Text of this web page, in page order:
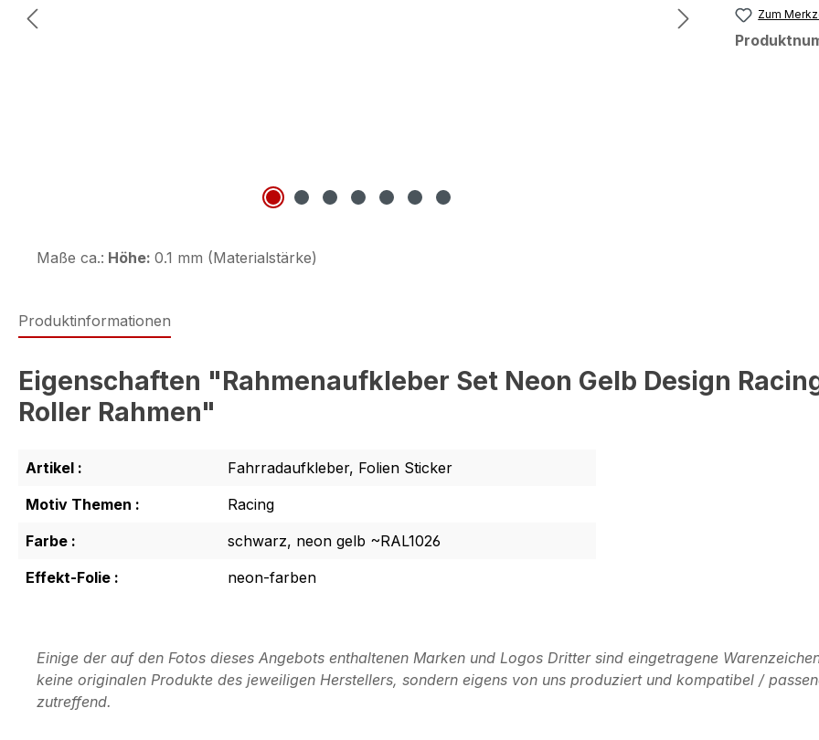
Zum
Maße ca.: Höhe: 0.1 mm (Materialstärke)
Produktinformationen
Eigenschaften "Rahmenaufkleber Set Neon Gelb Design
Roller Rahmen"
Artikel :
Fahrradaufkleber, Folien Sticker
Motiv Themen :
Racing
Farbe :
schwarz, neon gelb ~RAL1026
Effekt-Folie :
neon-farben
Einige der auf den Fotos dieses Angebots enthaltenen Marken und Logos Dritter sind eingetragene
keine originalen Produkte des jeweiligen Herstellers, sondern eigens von uns produziert und kompatibel /
zutreffend.